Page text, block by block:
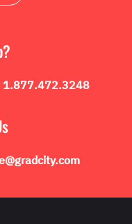
1.877.472.3248